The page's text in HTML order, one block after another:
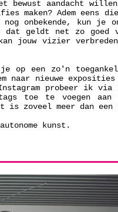
aandacht
maken? Adem
onbekende, kun je
dat geldt net zo goed
jouw vizier
op een zo'n
naar nieuwe
probeer ik via
toe te voegen
is zoveel meer dan
kunst.